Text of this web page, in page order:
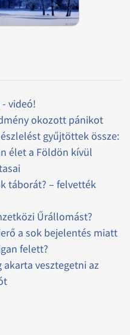
videó!
okozott pánikot
gyűjtöttek össze:
élet a Földön kívül
táborát? – felvették
Űrállomást?
a sok bejelentés miatt
felett?
vesztegetni az